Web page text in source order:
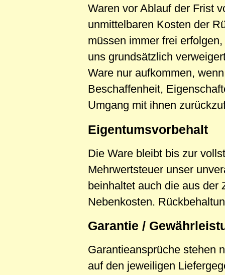
Waren vor Ablauf der Frist
unmittelbaren Kosten der
müssen immer frei
uns grundsätzlich
Ware nur aufkommen,
Beschaffenheit,
Umgang mit ihnen
Eigentumsvorbehalt
Die Ware bleibt bis zur
Mehrwertsteuer unser
beinhaltet auch die aus der
Nebenkosten.
Garantie /
Garantieansprüche stehen
auf den jeweiligen